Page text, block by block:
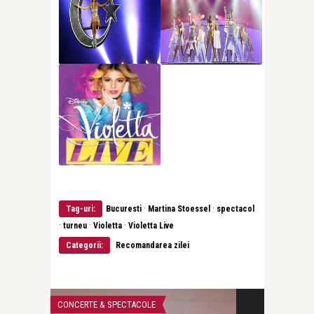
Tag-uri: Bucuresti · Martina Stoessel · spectacol
· turneu · Violetta · Violetta Live
Categorii:
Recomandarea zilei
CONCERTE & SPECTACOLE